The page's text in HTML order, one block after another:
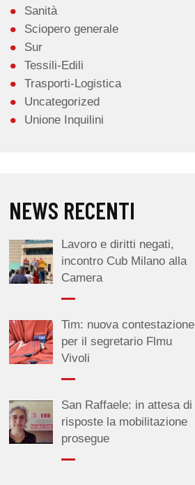
Sanità
Sciopero generale
Sur
Tessili-Edili
Trasporti-Logistica
Uncategorized
Unione Inquilini
NEWS RECENTI
Lavoro e diritti negati,
incontro Cub Milano alla
Camera
Tim: nuova contestazione
per il segretario Flmu
Vivoli
San Raffaele: in attesa di
risposte la mobilitazione
prosegue